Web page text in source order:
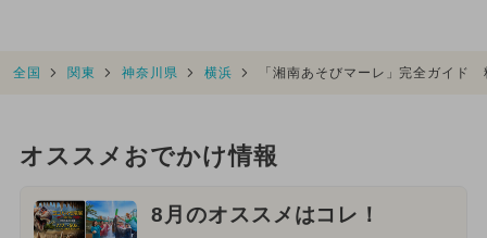
全国 関東 神奈川県 横浜 「湘南あそびマーレ」完全ガイド
オススメおでかけ情報
8月のオススメはコレ！